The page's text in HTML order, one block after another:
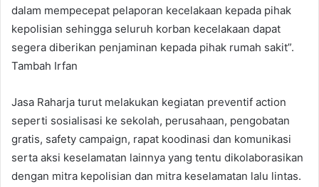
dalam mempecepat pelaporan kecelakaan kepada pihak
kepolisian sehingga seluruh korban kecelakaan dapat
segera diberikan penjaminan kepada pihak rumah sakit”.
Tambah Irfan
Jasa Raharja turut melakukan kegiatan preventif action
seperti sosialisasi ke sekolah, perusahaan, pengobatan
gratis, safety campaign, rapat koodinasi dan komunikasi
serta aksi keselamatan lainnya yang tentu dikolaborasikan
dengan mitra kepolisian dan mitra keselamatan lalu lintas.